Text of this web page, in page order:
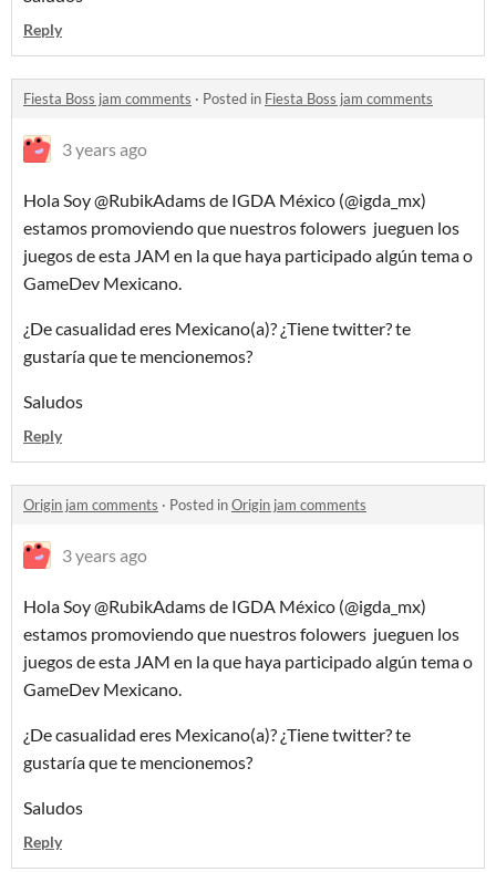
Reply
Fiesta Boss jam comments · Posted in Fiesta Boss jam comments
3 years ago
Hola Soy @RubikAdams de IGDA México (@igda_mx)
estamos promoviendo que nuestros folowers jueguen los
juegos de esta JAM en la que haya participado algún tema o
GameDev Mexicano.
¿De casualidad eres Mexicano(a)? ¿Tiene twitter? te
gustaría que te mencionemos?
Saludos
Reply
Origin jam comments · Posted inOrigin jam comments
3 years ago
Hola Soy @RubikAdams de IGDA México (@igda_mx)
estamos promoviendo que nuestros folowers jueguen los
juegos de esta JAM en la que haya participado algún tema o
GameDev Mexicano.
¿De casualidad eres Mexicano(a)? ¿Tiene twitter? te
gustaría que te mencionemos?
Saludos
Reply